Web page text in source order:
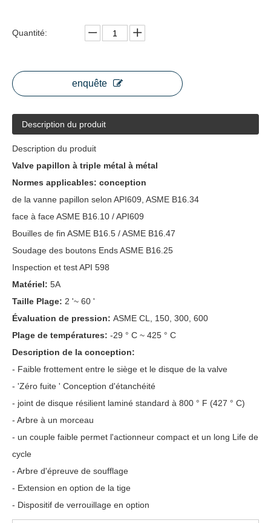
Quantité:
enquête
Description du produit
Description du produit
Valve papillon à triple métal à métal
Normes applicables: conception
de la vanne papillon selon API609, ASME B16.34
face à face ASME B16.10 / API609
Bouilles de fin ASME B16.5 / ASME B16.47
Soudage des boutons Ends ASME B16.25
Inspection et test API 598
Matériel: 5A
Taille Plage: 2 '~ 60 '
Évaluation de pression: ASME CL, 150, 300, 600
Plage de températures: -29 ° C ~ 425 ° C
Description de la conception:
- Faible frottement entre le siège et le disque de la valve
- 'Zéro fuite ' Conception d'étanchéité
- joint de disque résilient laminé standard à 800 ° F (427 ° C)
- Arbre à un morceau
- un couple faible permet l'actionneur compact et un long Life de
cycle
- Arbre d'épreuve de soufflage
- Extension en option de la tige
- Dispositif de verrouillage en option